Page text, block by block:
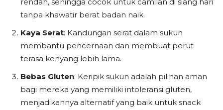
tanpa khawatir berat badan naik.
Kaya Serat: Kandungan serat dalam sukun
membantu pencernaan dan membuat perut
terasa kenyang lebih lama.
Bebas Gluten: Keripik sukun adalah pilihan aman
bagi mereka yang memiliki intoleransi gluten,
menjadikannya alternatif yang baik untuk snack